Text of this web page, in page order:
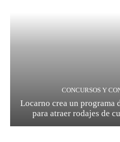
CONCURSOS Y
Locarno crea un programa
para atraer rodajes de